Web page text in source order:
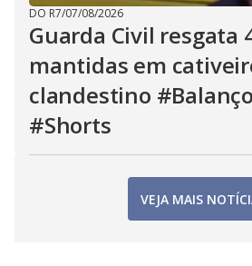
DO R7/07/08/2026
Guarda Civil resgata
mantidas em
clandestino
#Shorts
VEJA MAIS